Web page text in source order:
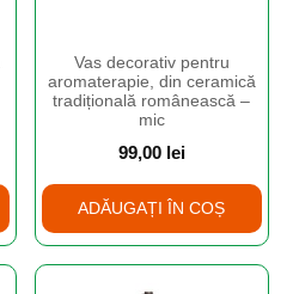
Vas decorativ pentru
aromaterapie, din ceramică
tradițională românească –
mic
99,00 lei
ADĂUGAȚI ÎN COȘ